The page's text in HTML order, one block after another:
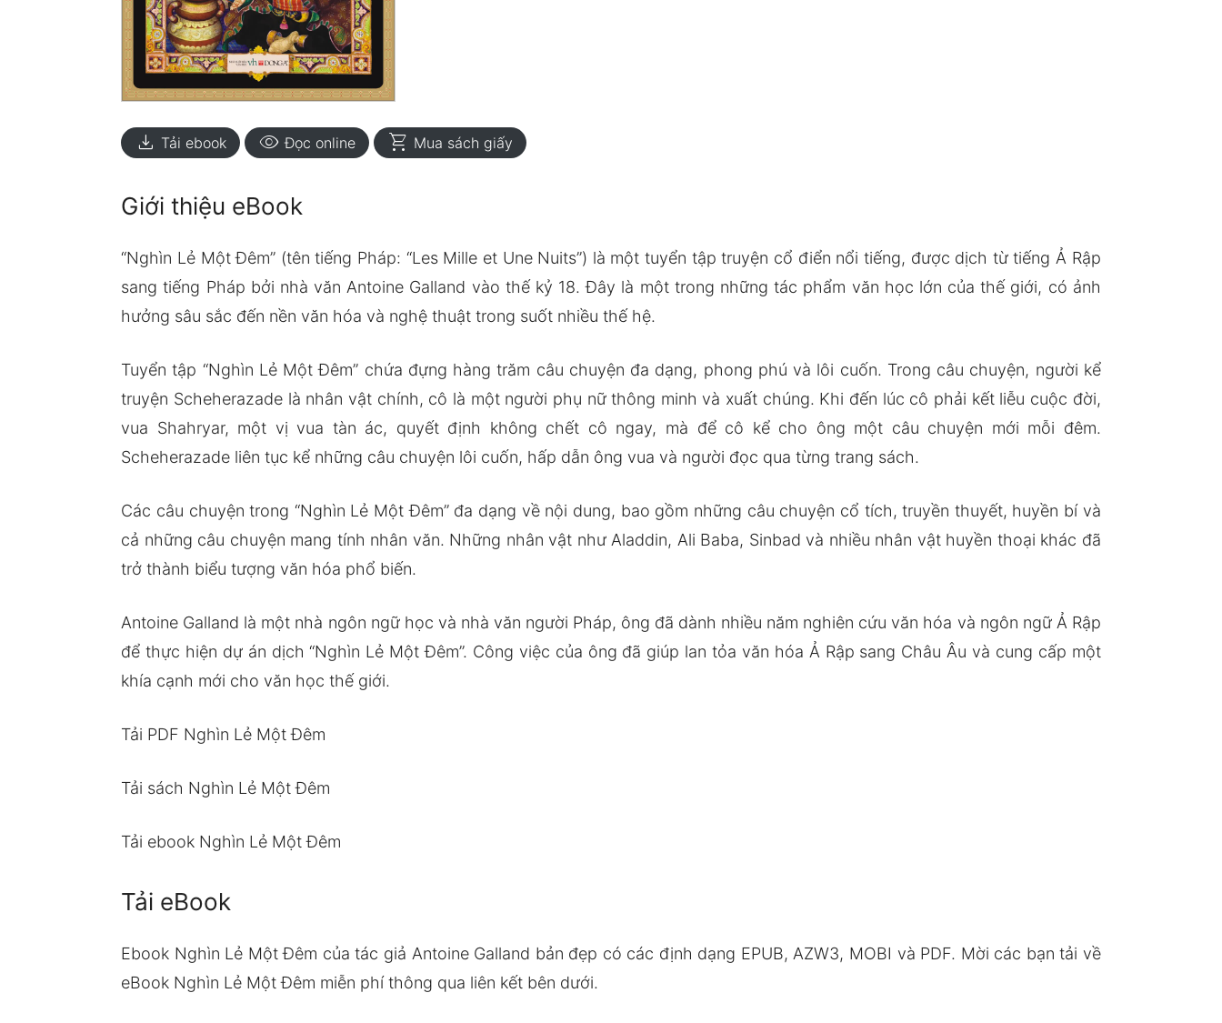
download Tải ebook visibility Đọc online shopping_cart Mua sách giấy
Giới thiệu eBook
“Nghìn Lẻ Một Đêm” (tên tiếng Pháp: “Les Mille et Une Nuits”) là một tuyển tập truyện cổ điển nổi tiếng, được dịch từ tiếng Ả Rập
sang tiếng Pháp bởi nhà văn Antoine Galland vào thế kỷ 18. Đây là một trong những tác phẩm văn học lớn của thế giới, có ảnh
hưởng sâu sắc đến nền văn hóa và nghệ thuật trong suốt nhiều thế hệ.
Tuyển tập “Nghìn Lẻ Một Đêm” chứa đựng hàng trăm câu chuyện đa dạng, phong phú và lôi cuốn. Trong câu chuyện, người kể
truyện Scheherazade là nhân vật chính, cô là một người phụ nữ thông minh và xuất chúng. Khi đến lúc cô phải kết liễu cuộc đời,
vua Shahryar, một vị vua tàn ác, quyết định không chết cô ngay, mà để cô kể cho ông một câu chuyện mới mỗi đêm.
Scheherazade liên tục kể những câu chuyện lôi cuốn, hấp dẫn ông vua và người đọc qua từng trang sách.
Các câu chuyện trong “Nghìn Lẻ Một Đêm” đa dạng về nội dung, bao gồm những câu chuyện cổ tích, truyền thuyết, huyền bí và
cả những câu chuyện mang tính nhân văn. Những nhân vật như Aladdin, Ali Baba, Sinbad và nhiều nhân vật huyền thoại khác đã
trở thành biểu tượng văn hóa phổ biến.
Antoine Galland là một nhà ngôn ngữ học và nhà văn người Pháp, ông đã dành nhiều năm nghiên cứu văn hóa và ngôn ngữ Ả Rập
để thực hiện dự án dịch “Nghìn Lẻ Một Đêm”. Công việc của ông đã giúp lan tỏa văn hóa Ả Rập sang Châu Âu và cung cấp một
khía cạnh mới cho văn học thế giới.
Tải PDF Nghìn Lẻ Một Đêm
Tải sách Nghìn Lẻ Một Đêm
Tải ebook Nghìn Lẻ Một Đêm
Tải eBook
Ebook Nghìn Lẻ Một Đêm của tác giả Antoine Galland bản đẹp có các định dạng EPUB, AZW3, MOBI và PDF. Mời các bạn tải về
eBook Nghìn Lẻ Một Đêm miễn phí thông qua liên kết bên dưới.